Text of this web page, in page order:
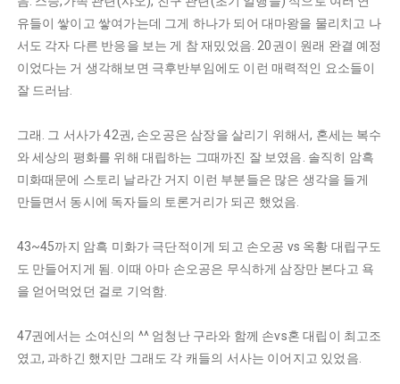
유들이 쌓이고 쌓여가는데 그게 하나가 되어 대마왕을 물리치고 나
서도 각자 다른 반응을 보는 게 참 재밌었음. 20권이 원래 완결 예정
이었다는 거 생각해보면 극후반부임에도 이런 매력적인 요소들이
잘 드러남.
그래. 그 서사가 42권, 손오공은 삼장을 살리기 위해서, 혼세는 복수
와 세상의 평화를 위해 대립하는 그때까진 잘 보였음. 솔직히 암흑
미화때문에 스토리 날라간 거지 이런 부분들은 많은 생각을 들게
만들면서 동시에 독자들의 토론거리가 되곤 했었음.
43~45까지 암흑 미화가 극단적이게 되고 손오공 vs 옥황 대립구도
도 만들어지게 됨. 이때 아마 손오공은 무식하게 삼장만 본다고 욕
을 얻어먹었던 걸로 기억함.
47권에서는 소여신의 ^^ 엄청난 구라와 함께 손vs혼 대립이 최고조
였고, 과하긴 했지만 그래도 각 캐들의 서사는 이어지고 있었음.